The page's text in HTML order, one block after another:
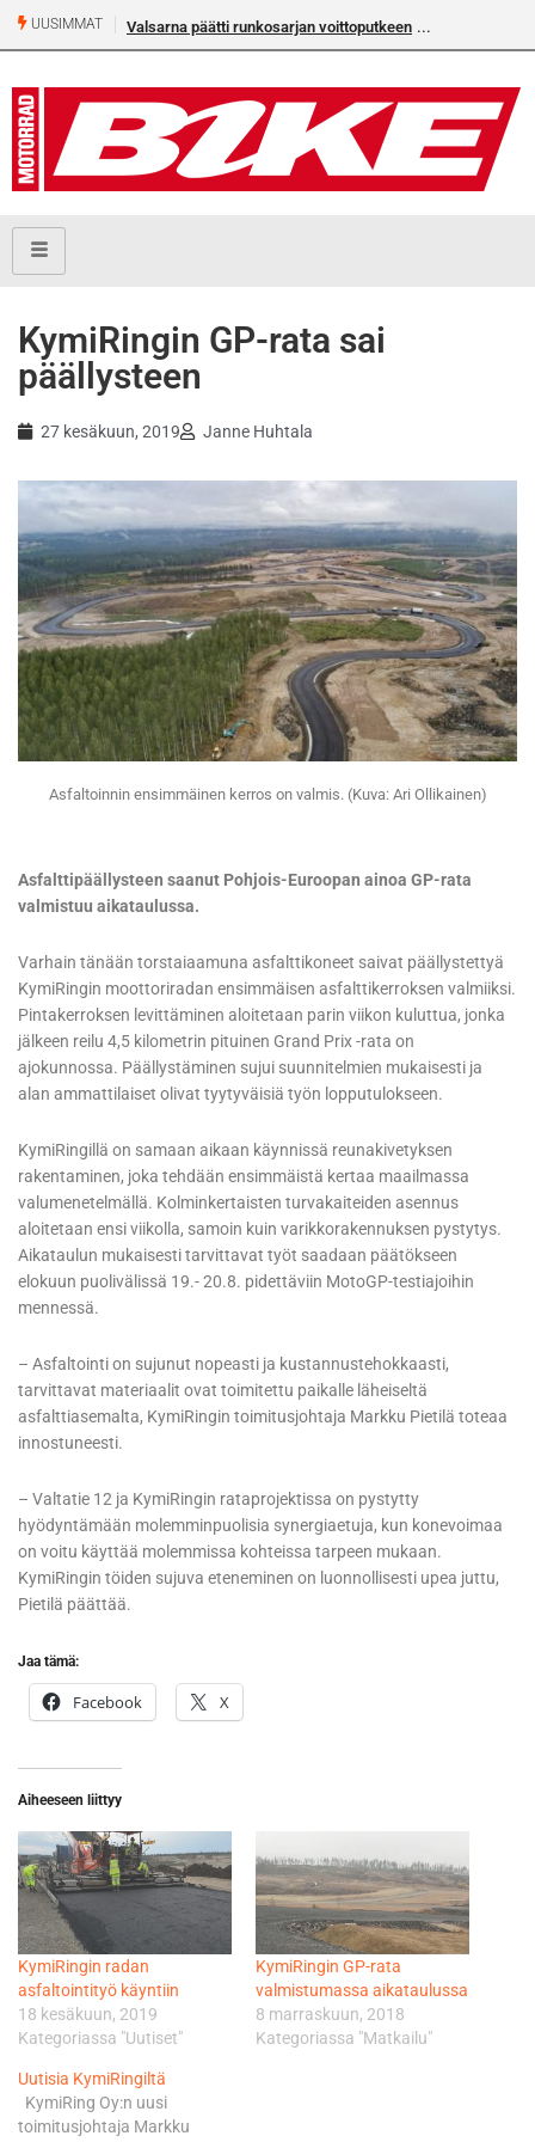
UUSIMMAT Valsarna päätti runkosarjan voittoputkeen
KymiRingin GP-rata sai
päällysteen
27 kesäkuun, 2019 Janne Huhtala
Asfaltoinnin ensimmäinen kerros on valmis. (Kuva: Ari Ollikainen)
Asfalttipäällysteen saanut Pohjois-Euroopan ainoa GP-rata
valmistuu aikataulussa.
Varhain tänään torstaiaamuna asfalttikoneet saivat päällystettyä
KymiRingin moottoriradan ensimmäisen asfalttikerroksen valmiiksi.
Pintakerroksen levittäminen aloitetaan parin viikon kuluttua, jonka
jälkeen reilu 4,5 kilometrin pituinen Grand Prix -rata on
ajokunnossa. Päällystäminen sujui suunnitelmien mukaisesti ja
alan ammattilaiset olivat tyytyväisiä työn lopputulokseen.
KymiRingillä on samaan aikaan käynnissä reunakivetyksen
rakentaminen, joka tehdään ensimmäistä kertaa maailmassa
valumenetelmällä. Kolminkertaisten turvakaiteiden asennus
aloitetaan ensi viikolla, samoin kuin varikkorakennuksen pystytys.
Aikataulun mukaisesti tarvittavat työt saadaan päätökseen
elokuun puolivälissä 19.- 20.8. pidettäviin MotoGP-testiajoihin
mennessä.
– Asfaltointi on sujunut nopeasti ja kustannustehokkaasti,
tarvittavat materiaalit ovat toimitettu paikalle läheiseltä
asfalttiasemalta, KymiRingin toimitusjohtaja Markku Pietilä toteaa
innostuneesti.
– Valtatie 12 ja KymiRingin rataprojektissa on pystytty
hyödyntämään molemminpuolisia synergiaetuja, kun konevoimaa
on voitu käyttää molemmissa kohteissa tarpeen mukaan.
KymiRingin töiden sujuva eteneminen on luonnollisesti upea juttu,
Pietilä päättää.
Jaa tämä:
Facebook X
Aiheeseen liittyy
KymiRingin radan
asfaltointityö käyntiin
18 kesäkuun, 2019
Kategoriassa "Uutiset"
KymiRingin GP-rata
valmistumassa aikataulussa
8 marraskuun, 2018
Kategoriassa "Matkailu"
Uutisia KymiRingiltä
KymiRing Oy:n uusi
toimitusjohtaja Markku